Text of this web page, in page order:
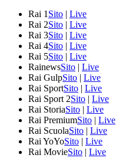
Rai 1 Sito | Live
Rai 2Sito | Live
Rai 3Sito | Live
Rai 4Sito | Live
Rai 5Sito | Live
RainewsSito | Live
Rai GulpSito | Live
Rai SportSito | Live
Rai Sport 2Sito | Live
Rai StoriaSito | Live
Rai PremiumSito | Live
Rai ScuolaSito | Live
Rai YoYoSito | Live
Rai MovieSito | Live